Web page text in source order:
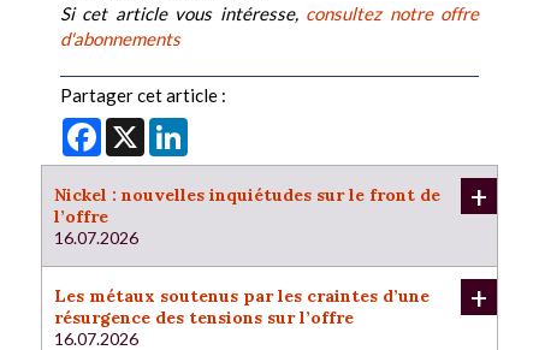
Si cet article vous intéresse, consultez notre offre
d'abonnements
Partager cet article :
Facebook
X
Nickel : nouvelles inquiétudes sur le front de
l’offre
16.07.2026
+
Les métaux soutenus par les craintes d’une
résurgence des tensions sur l’offre
16.07.2026
+